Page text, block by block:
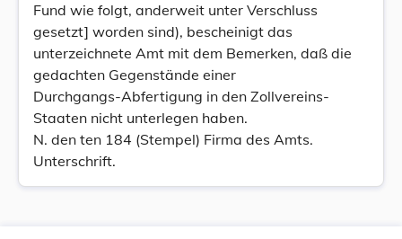
Fund wie folgt, anderweit unter Verschluss
gesetzt] worden sind), bescheinigt das
unterzeichnete Amt mit dem Bemerken, daß die
gedachten Gegenstände einer
Durchgangs-Abfertigung in den Zollvereins-
Staaten nicht unterlegen haben.
N. den ten 184 (Stempel) Firma des Amts.
Unterschrift.